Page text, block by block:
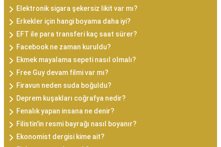
Elektronik sigara şekersiz likit var mı?
Erkekler için hangi boyama daha iyi?
EFT ile para transferi kaç saat sürer?
Facebook ne zaman kuruldu?
Ekmek mayalama sepeti nasıl olmalı?
Free Guy devam filmi var mı?
Firavun neden suda boğuldu?
Deprem kuşakları coğrafya nedir?
Fenalık yapan insana ne denir?
Filistin'in resmi bayrağı nasıl boyanır?
Ekonomist dergisi kime ait?